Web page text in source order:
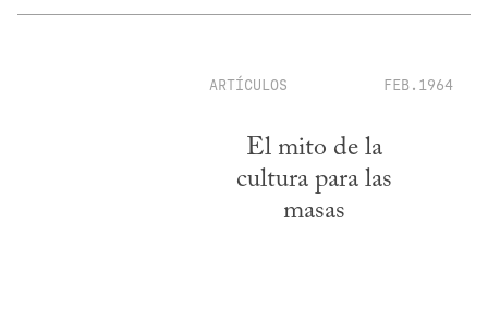
ARTÍCULOS FEB.1964
El mito de la
cultura para las
masas